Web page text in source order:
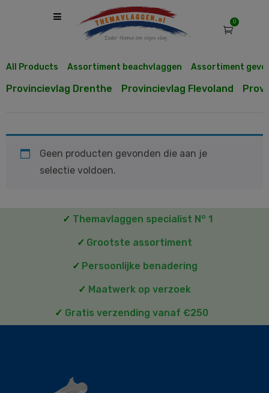
0
All Products Assortiment beachvlaggen Assortiment
Provincievlag Drenthe Provincievlag Flevoland
Geen producten gevonden die aan je
selectie voldoen.
✓ Themavlaggen specialist No 1
✓ Grootste assortiment
✓ Persoonlijke benadering
✓ Maatwerk op verzoek
✓ Gratis verzending vanaf €250